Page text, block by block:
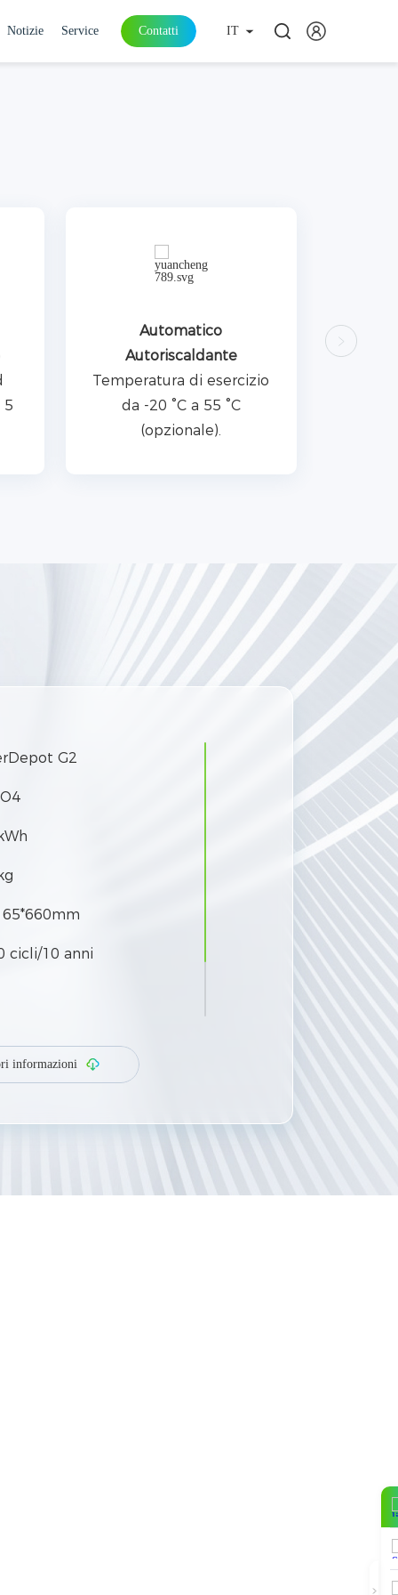
Notizie Service Contatti IT
5
Automatico
Autoriscaldante
Temperatura di esercizio
da -20 °C a 55 °C
(opzionale).
G2
cicli/10 anni
informazioni